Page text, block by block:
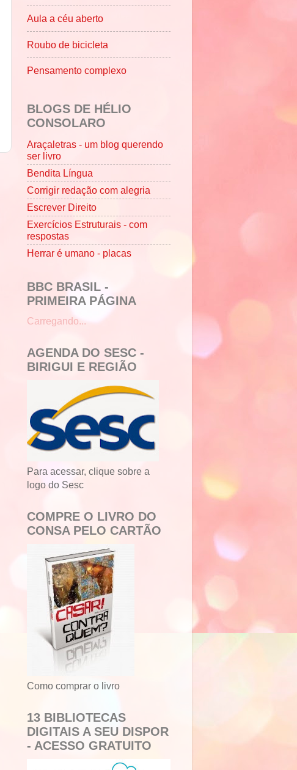
Aula a céu aberto
Roubo de bicicleta
Pensamento complexo
BLOGS DE HÉLIO
CONSOLARO
Araçaletras - um blog querendo
ser livro
Bendita Língua
Corrigir redação com alegria
Escrever Direito
Exercícios Estruturais - com
respostas
Herrar é umano - placas
BBC BRASIL -
PRIMEIRA PÁGINA
Carregando...
AGENDA DO SESC -
BIRIGUI E REGIÃO
Para acessar, clique sobre a
logo do Sesc
COMPRE O LIVRO DO
CONSA PELO CARTÃO
Como comprar o livro
13 BIBLIOTECAS
DIGITAIS A SEU DISPOR
- ACESSO GRATUITO